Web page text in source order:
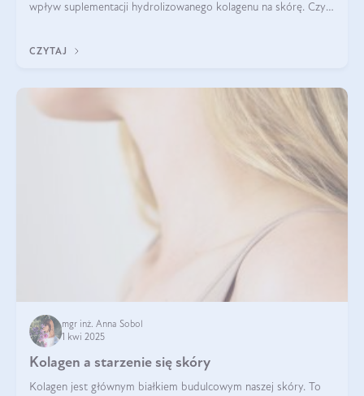
wpływ suplementacji hydrolizowanego kolagenu na skórę. Czy
CZYTAJ
mgr inż. Anna Sobol
1 kwi 2025
Kolagen a starzenie się skóry
Kolagen jest głównym białkiem budulcowym naszej skóry. To